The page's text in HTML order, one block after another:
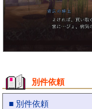
別件依頼
■ 別件依頼